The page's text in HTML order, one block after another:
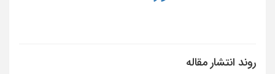
روند انتشار مقاله